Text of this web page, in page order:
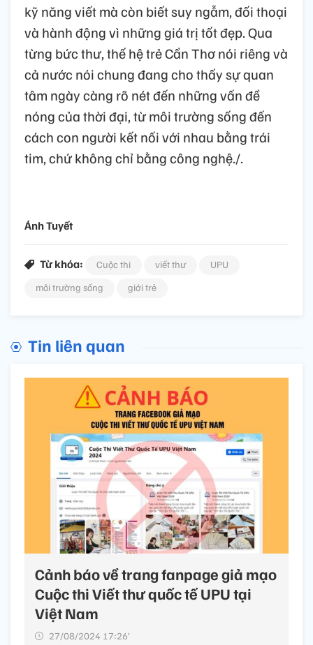
kỹ năng viết mà còn biết suy ngẫm, đối thoại
và hành động vì những giá trị tốt đẹp. Qua
từng bức thư, thế hệ trẻ Cần Thơ nói riêng và
cả nước nói chung đang cho thấy sự quan
tâm ngày càng rõ nét đến những vấn đề
nóng của thời đại, từ môi trường sống đến
cách con người kết nối với nhau bằng trái
tim, chứ không chỉ bằng công nghệ./.
Ánh Tuyết
Từ khóa: Cuộc thi viết thư
UPU
môi trường sống
giới trẻ
Tin liên quan
Cảnh báo về trang fanpage giả mạo
Cuộc thi Viết thư quốc tế UPU tại
Việt Nam
27/08/2024 17:26’